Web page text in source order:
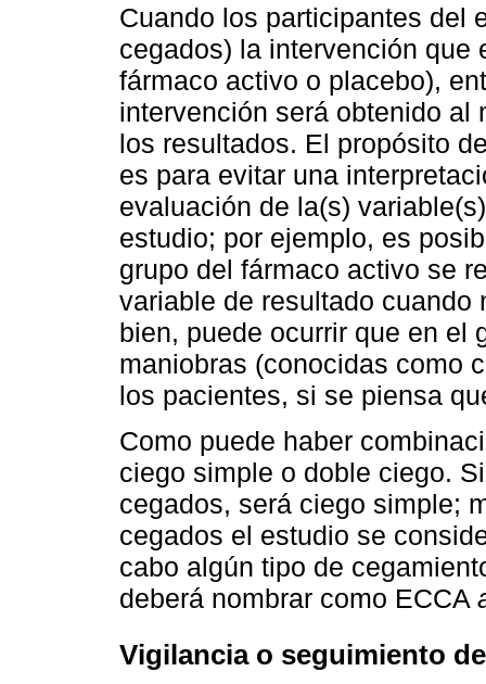
Cuando los participantes del
cegados) la intervención que
fármaco activo o placebo),
intervención será obtenido al
los resultados. El propósito
es para evitar una
evaluación de la(s)
estudio; por ejemplo, es
grupo del fármaco activo se
variable de resultado cuando
bien, puede ocurrir que en el
maniobras (conocidas como
los pacientes, si se piensa
Como puede haber
ciego simple o doble ciego.
cegados, será ciego simple;
cegados el estudio se
cabo algún tipo de
deberá nombrar como ECCA
Vigilancia o seguimiento